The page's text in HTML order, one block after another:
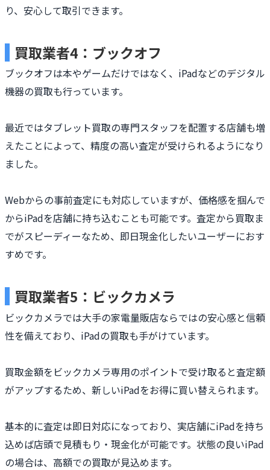
り、安心して取引できます。
買取業者4：ブックオフ
ブックオフは本やゲームだけではなく、iPadなどのデジタル
機器の買取も行っています。
最近ではタブレット買取の専門スタッフを配置する店舗も増
えたことによって、精度の高い査定が受けられるようになり
ました。
Webからの事前査定にも対応していますが、価格感を掴んで
からiPadを店舗に持ち込むことも可能です。査定から買取ま
でがスピーディーなため、即日現金化したいユーザーにおす
すめです。
買取業者5：ビックカメラ
ビックカメラでは大手の家電量販店ならではの安心感と信頼
性を備えており、iPadの買取も手がけています。
買取金額をビックカメラ専用のポイントで受け取ると査定額
がアップするため、新しいiPadをお得に買い替えられます。
基本的に査定は即日対応になっており、実店舗にiPadを持ち
込めば店頭で見積もり・現金化が可能です。状態の良いiPad
の場合は、高額での買取が見込めます。